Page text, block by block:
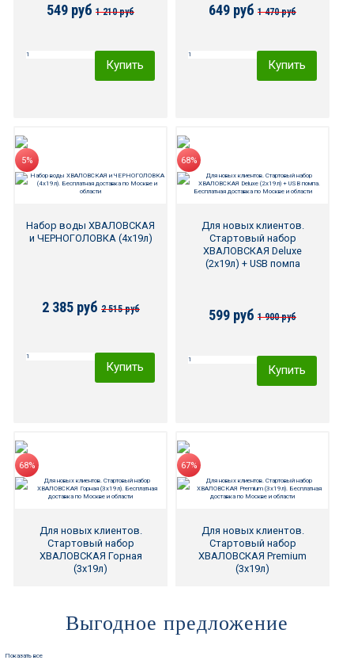
35.00 руб/шт
Купить
549 руб1 210 руб
Купить
649 руб1 470 руб
Купить
5%
Набор воды ХВАЛОВСКАЯ
и ЧЕРНОГОЛОВКА (4х19л)
2 385 руб 2 515 руб
Купить
68%
Для новых клиентов.
Стартовый набор
ХВАЛОВСКАЯ Deluxe
(2х19л) + USB помпа
599 руб1 900 руб
Купить
68%
Для новых клиентов.
Стартовый набор
ХВАЛОВСКАЯ Горная
(3х19л)
699 руб2 205 руб
67%
Для новых клиентов.
Стартовый набор
ХВАЛОВСКАЯ Premium
(3х19л)
549 руб1 665 руб
Выгодное предложение
Показать все